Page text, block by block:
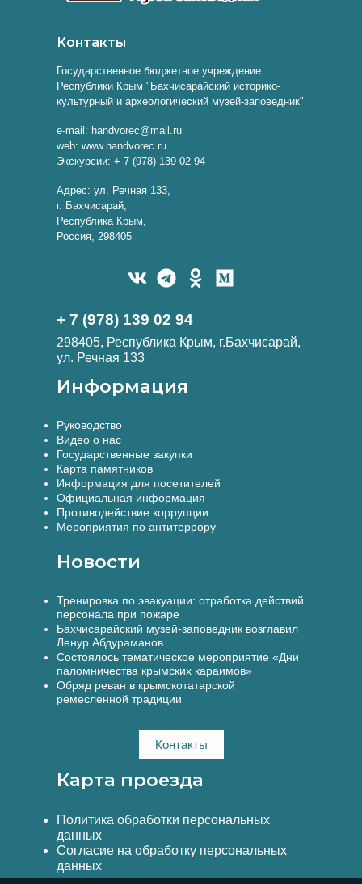
Контакты
Государственное бюджетное учреждение
Республики Крым "Бахчисарайский историко-
культурный и археологический музей-заповедник"
e-mail: handvorec@mail.ru
web: www.handvorec.ru
Экскурсии: + 7 (978) 139 02 94
Адрес: ул. Речная 133,
г. Бахчисарай,
Республика Крым,
Россия, 298405
+ 7 (978) 139 02 94
298405, Республика Крым, г.Бахчисарай,
ул. Речная 133
Информация
Руководство
Видео о нас
Государственные закупки
Карта памятников
Информация для посетителей
Официальная информация
Противодействие коррупции
Мероприятия по антитеррору
Новости
Тренировка по эвакуации: отработка действий
персонала при пожаре
Бахчисарайский музей-заповедник возглавил
Ленур Абдураманов
Состоялось тематическое мероприятие «Дни
паломничества крымских караимов»
Обряд реван в крымскотатарской
ремесленной традиции
Контакты
Карта проезда
Политика обработки персональных
данных
Согласие на обработку персональных
данных